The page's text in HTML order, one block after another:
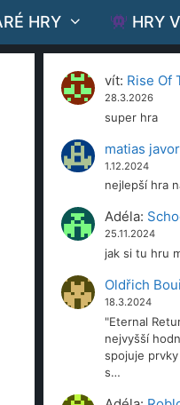
HRY HRY
vít: Rise Of
28.3.2026
super hra
matias
1.12.2024
nejlepší hra
Adéla:
25.11.2024
jak si tu hru
Oldřich
18.3.2024
"Eternal
nejvyšší
spojuje
s…